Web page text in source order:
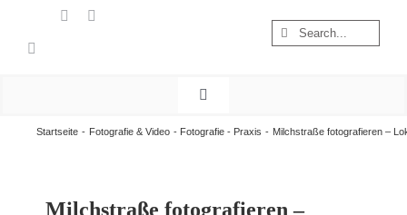
Suche
Toggle
Start
Startseite Fotografie & Video Fotografie - Praxis Milchstraße fotografieren –
Milchstraße fotografieren –